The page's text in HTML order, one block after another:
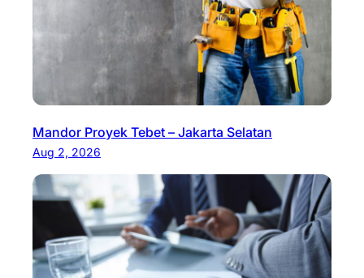
Mandor Proyek Tebet – Jakarta Selatan
Aug 2, 2026